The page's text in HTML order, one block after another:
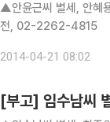
▲안윤근씨 별세, 안혜
전, 02-2262-4815
2014-04-21 08:02
[부고] 임수남씨